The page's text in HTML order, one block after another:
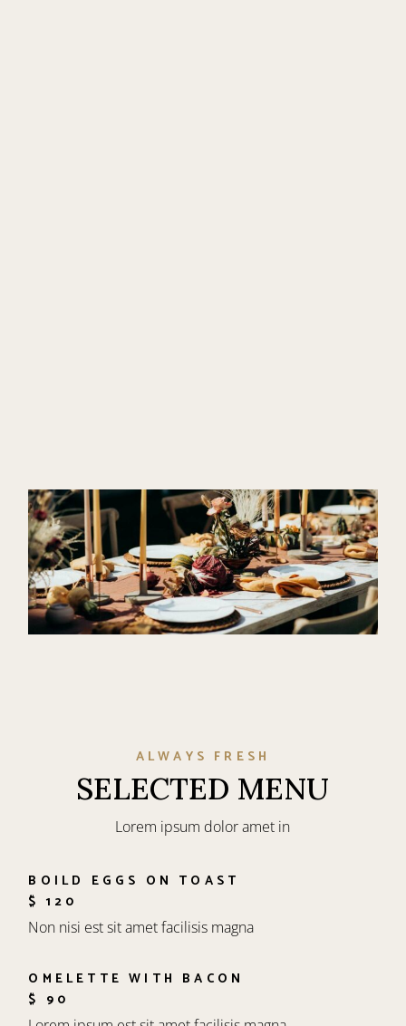
ALWAYS FRESH
SELECTED MENU
Lorem ipsum dolor amet in
BOILD EGGS ON TOAST
$ 120
Non nisi est sit amet facilisis magna
OMELETTE WITH BACON
$ 90